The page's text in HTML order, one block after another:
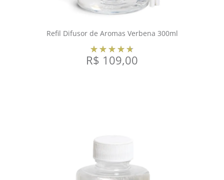
Refil Difusor de Aromas Verbena 300ml
R$ 109,00